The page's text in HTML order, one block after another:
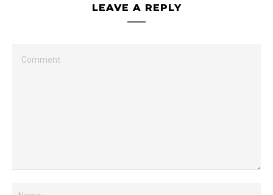
LEAVE A REPLY